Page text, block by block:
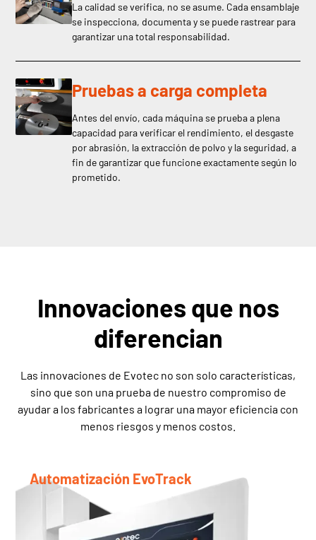
La calidad se verifica, no se asume. Cada ensamblaje
se inspecciona, documenta y se puede rastrear para
garantizar una total responsabilidad.
Pruebas a carga completa
Antes del envío, cada máquina se prueba a plena
capacidad para verificar el rendimiento, el desgaste
por abrasión, la extracción de polvo y la seguridad, a
fin de garantizar que funcione exactamente según lo
prometido.
Innovaciones que nos
diferencian
Las innovaciones de Evotec no son solo características,
sino que son una prueba de nuestro compromiso de
ayudar a los fabricantes a lograr una mayor eficiencia con
menos riesgos y menos costos.
Automatización EvoTrack